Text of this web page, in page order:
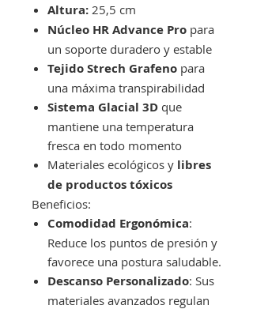
Altura: 25,5 cm
Núcleo HR Advance Pro para
un soporte duradero y estable
Tejido Strech Grafeno para
una máxima transpirabilidad
Sistema Glacial 3D que
mantiene una temperatura
fresca en todo momento
Materiales ecológicos y libres
de productos tóxicos
Beneficios:
Comodidad Ergonómica:
Reduce los puntos de presión y
favorece una postura saludable.
Descanso Personalizado: Sus
materiales avanzados regulan